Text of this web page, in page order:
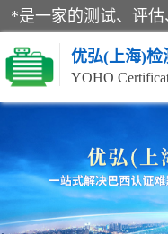
优弘(上海)检
YOHO
RECYCLASS认证
NR12认证